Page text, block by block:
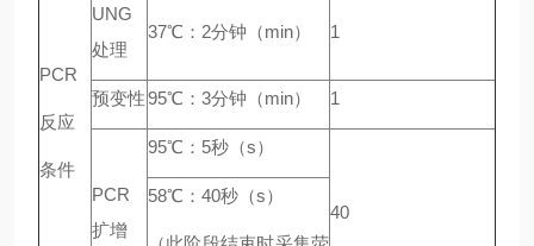
PCR
反应
条件
UNG
处理
37℃：2分钟（min） 1
预变性95℃：3分钟（min） 1
PCR
扩增
95℃：5秒（s）
40
58℃：40秒（s）